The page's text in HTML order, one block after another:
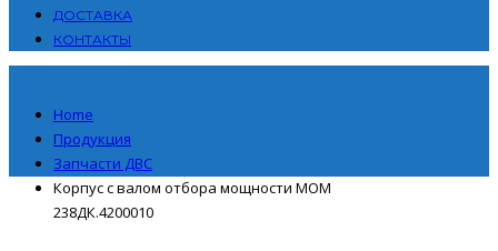
ДОСТАВКА
КОНТАКТЫ
Home
Продукция
Запчасти ДВС
Корпус с валом отбора мощности МОМ
238ДК.4200010